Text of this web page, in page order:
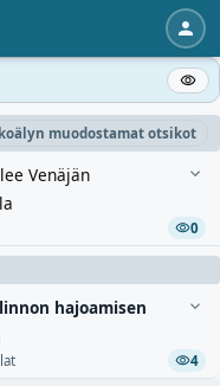
muodostamat otsikot
Venäjän
0
hajoamisen
4